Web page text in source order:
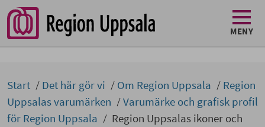
MENY
Start Det här gör vi Om Region Uppsala
Region
Uppsalas varumärken
Varumärke och grafisk profil
för Region Uppsala
Region Uppsalas ikoner och